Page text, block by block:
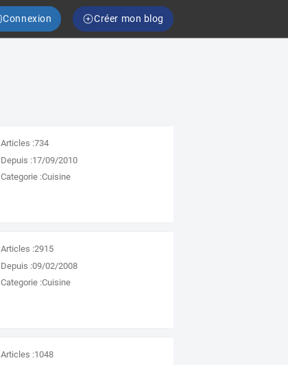
Connexion Créer mon blog
Articles :734
Depuis :17/09/2010
Categorie :Cuisine
Articles :2915
Depuis :09/02/2008
Categorie :Cuisine
Articles :1048